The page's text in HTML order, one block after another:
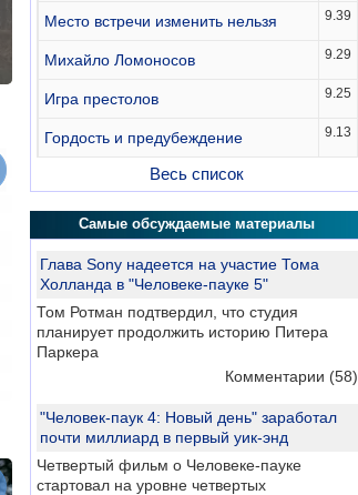
Место встречи изменить нельзя 9.39
Михайло Ломоносов 9.29
Игра престолов 9.25
Гордость и предубеждение 9.13
Весь список
Самые обсуждаемые материалы
Глава Sony надеется на участие Тома
Холланда в "Человеке-пауке 5"
Том Ротман подтвердил, что студия
планирует продолжить историю Питера
Паркера
Комментарии (58)
"Человек-паук 4: Новый день" заработал
почти миллиард в первый уик-энд
Четвертый фильм о Человеке-пауке
стартовал на уровне четвертых